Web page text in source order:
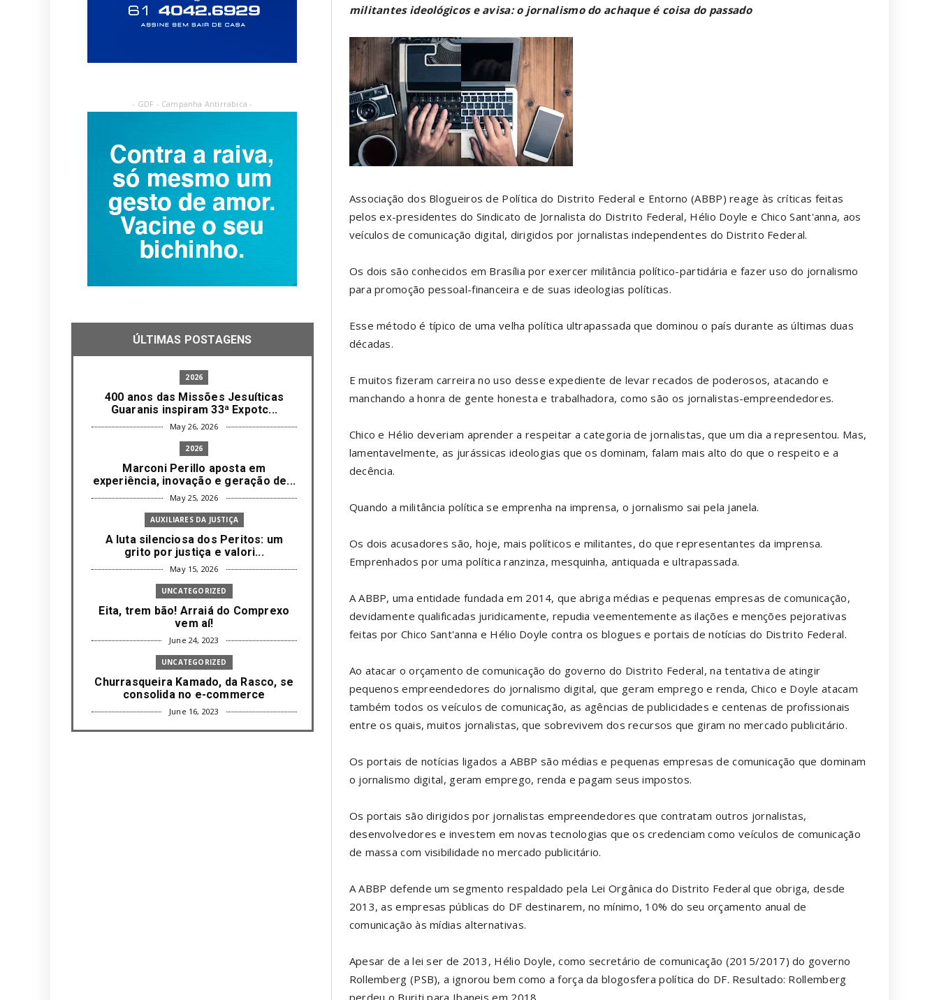
militantes ideológicos e avisa: o jornalismo do achaque é coisa do passado
Associação dos Blogueiros de Política do Distrito Federal e Entorno (ABBP) reage às críticas feitas
pelos ex-presidentes do Sindicato de Jornalista do Distrito Federal, Hélio Doyle e Chico Sant'anna, aos
veículos de comunicação digital, dirigidos por jornalistas independentes do Distrito Federal.
Os dois são conhecidos em Brasília por exercer militância político-partidária e fazer uso do jornalismo
para promoção pessoal-financeira e de suas ideologias políticas.
Esse método é típico de uma velha política ultrapassada que dominou o país durante as últimas duas
décadas.
E muitos fizeram carreira no uso desse expediente de levar recados de poderosos, atacando e
manchando a honra de gente honesta e trabalhadora, como são os jornalistas-empreendedores.
Chico e Hélio deveriam aprender a respeitar a categoria de jornalistas, que um dia a representou. Mas,
lamentavelmente, as jurássicas ideologias que os dominam, falam mais alto do que o respeito e a
decência.
Quando a militância política se emprenha na imprensa, o jornalismo sai pela janela.
Os dois acusadores são, hoje, mais políticos e militantes, do que representantes da imprensa.
Emprenhados por uma política ranzinza, mesquinha, antiquada e ultrapassada.
A ABBP, uma entidade fundada em 2014, que abriga médias e pequenas empresas de comunicação,
devidamente qualificadas juridicamente, repudia veementemente as ilações e menções pejorativas
feitas por Chico Sant'anna e Hélio Doyle contra os blogues e portais de notícias do Distrito Federal.
Ao atacar o orçamento de comunicação do governo do Distrito Federal, na tentativa de atingir
pequenos empreendedores do jornalismo digital, que geram emprego e renda, Chico e Doyle atacam
também todos os veículos de comunicação, as agências de publicidades e centenas de profissionais
entre os quais, muitos jornalistas, que sobrevivem dos recursos que giram no mercado publicitário.
Os portais de notícias ligados a ABBP são médias e pequenas empresas de comunicação que dominam
o jornalismo digital, geram emprego, renda e pagam seus impostos.
Os portais são dirigidos por jornalistas empreendedores que contratam outros jornalistas,
desenvolvedores e investem em novas tecnologias que os credenciam como veículos de comunicação
de massa com visibilidade no mercado publicitário.
A ABBP defende um segmento respaldado pela Lei Orgânica do Distrito Federal que obriga, desde
2013, as empresas públicas do DF destinarem, no mínimo, 10% do seu orçamento anual de
comunicação às mídias alternativas.
Apesar de a lei ser de 2013, Hélio Doyle, como secretário de comunicação (2015/2017) do governo
Rollemberg (PSB), a ignorou bem como a força da blogosfera política do DF. Resultado: Rollemberg
- GDF - Campanha Antirrabica -
ÚLTIMAS POSTAGENS
2026
400 anos das Missões Jesuíticas
Guaranis inspiram 33ª Expotc...
May 26, 2026
2026
Marconi Perillo aposta em
experiência, inovação e geração de...
May 25, 2026
AUXILIARES DA JUSTIÇA
A luta silenciosa dos Peritos: um
grito por justiça e valori...
May 15, 2026
UNCATEGORIZED
Eita, trem bão! Arraiá do Comprexo
vem aí!
June 24, 2023
UNCATEGORIZED
Churrasqueira Kamado, da Rasco, se
consolida no e-commerce
June 16, 2023
UNCATEGORIZED